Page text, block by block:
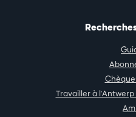
Travailler à